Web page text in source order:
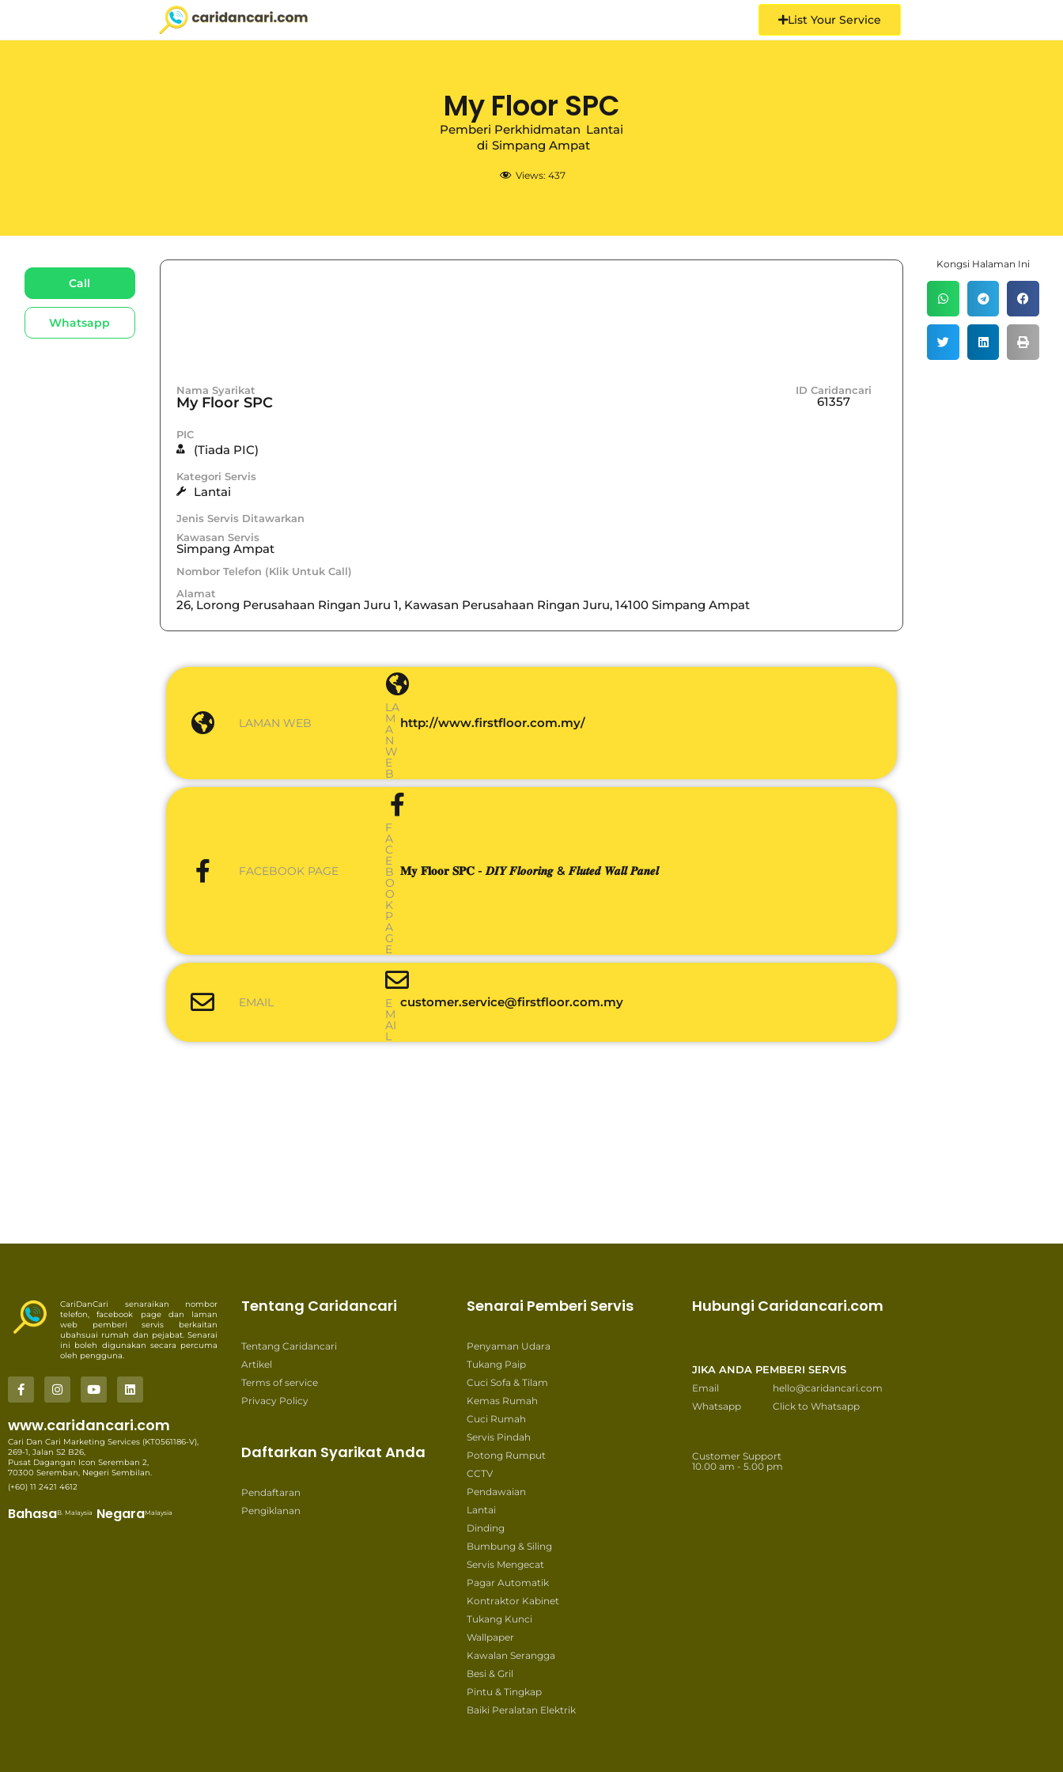
List Your Service
My Floor SPC
Pemberi Perkhidmatan Lantai
di Simpang Ampat
Views: 437
Call
Whatsapp
Nama Syarikat
My Floor SPC
ID Caridancari
61357
PIC
(Tiada PIC)
Kategori Servis
Lantai
Jenis Servis Ditawarkan
Kawasan Servis
Simpang Ampat
Nombor Telefon (Klik Untuk Call)
Alamat
26, Lorong Perusahaan Ringan Juru 1, Kawasan Perusahaan Ringan Juru, 14100 Simpang Ampat
Kongsi Halaman Ini
LAMAN WEB
LA
M
A
N
W
E
B
http://www.firstfloor.com.my/
FACEBOOK PAGE
F
A
C
E
B
O
O
K
P
A
G
E
𝐌𝐲 𝐅𝐥𝐨𝐨𝐫 𝐒𝐏𝐂 - 𝑫𝑰𝒀 𝑭𝒍𝒐𝒐𝒓𝒊𝒏𝒈 & 𝑭𝒍𝒖𝒕𝒆𝒅 𝑾𝒂𝒍𝒍 𝑷𝒂𝒏𝒆𝒍
EMAIL E
M
AI
L
customer.service@firstfloor.com.my
CariDanCari senaraikan nombor
telefon, facebook page dan laman
web pemberi servis berkaitan
ubahsuai rumah dan pejabat. Senarai
ini boleh digunakan secara percuma
oleh pengguna.
www.caridancari.com
Cari Dan Cari Marketing Services (KT0561186-V),
269-1, Jalan S2 B26,
Pusat Dagangan Icon Seremban 2,
70300 Seremban, Negeri Sembilan.
(+60) 11 2421 4612
BahasaB. Malaysia NegaraMalaysia
Tentang Caridancari
Tentang Caridancari
Artikel
Terms of service
Privacy Policy
Daftarkan Syarikat Anda
Pendaftaran
Pengiklanan
Senarai Pemberi Servis
Penyaman Udara
Tukang Paip
Cuci Sofa & Tilam
Kemas Rumah
Cuci Rumah
Servis Pindah
Potong Rumput
CCTV
Pendawaian
Lantai
Dinding
Bumbung & Siling
Servis Mengecat
Pagar Automatik
Kontraktor Kabinet
Tukang Kunci
Wallpaper
Kawalan Serangga
Besi & Gril
Pintu & Tingkap
Baiki Peralatan Elektrik
Hubungi Caridancari.com
JIKA ANDA PEMBERI SERVIS
Email
hello@caridancari.com
Whatsapp
Click to Whatsapp
Customer Support
10.00 am - 5.00 pm